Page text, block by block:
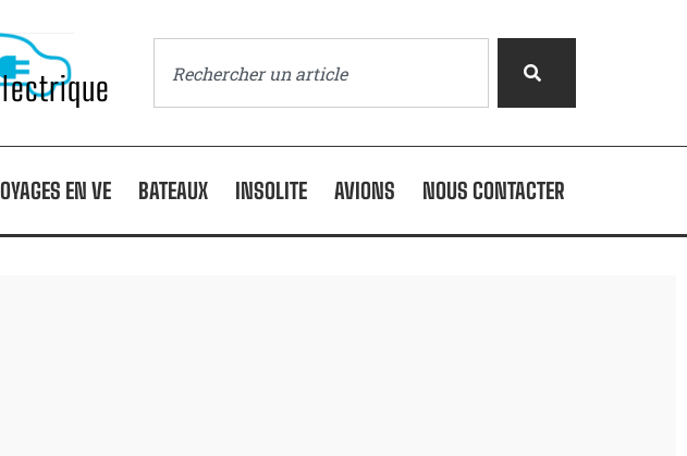
EN VE BATEAUX INSOLITE AVIONS NOUS CONTACTER